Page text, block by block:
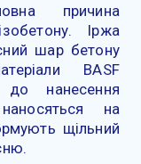
причина
Іржа
шар бетону
BASF
нанесення
на
щільний